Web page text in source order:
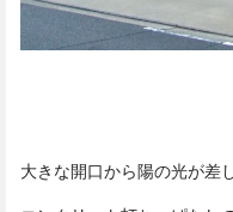
大きな開口から陽の光が差